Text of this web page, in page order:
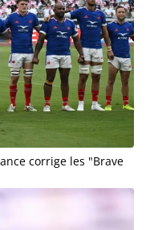
corrige les "Brave